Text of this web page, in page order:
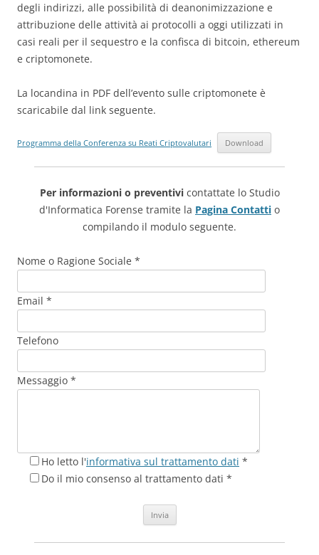
degli indirizzi, alle possibilità di deanonimizzazione e
attribuzione delle attività ai protocolli a oggi utilizzati in
casi reali per il sequestro e la confisca di bitcoin, ethereum
e criptomonete.
La locandina in PDF dell’evento sulle criptomonete è
scaricabile dal link seguente.
Programma della Conferenza su Reati Criptovalutari Download
Per informazioni o preventivicontattate lo Studio
d'Informatica Forense tramite la Pagina Contatti o
compilando il modulo seguente.
Nome o Ragione Sociale *
Email *
Telefono
Messaggio *
Ho letto l'informativa sul trattamento dati *
Do il mio consenso al trattamento dati *